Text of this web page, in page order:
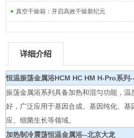
真空干燥箱：开启高效干燥新纪元
详细介绍
恒温振荡金属浴HCM HC HM H-Pro系列
振荡金属浴系列具备加热和混匀功能，温
好，广泛应用于基因合成、基因纯化、基
应、细菌生长等领域。
加热制冷震荡恒温金属浴--北京大龙